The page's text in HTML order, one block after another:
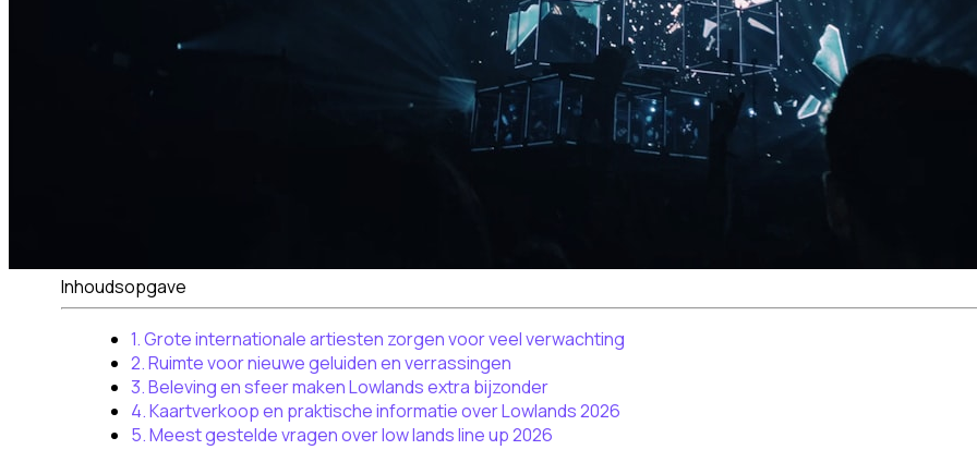
Inhoudsopgave
1. Grote internationale artiesten zorgen voor veel verwachting
2. Ruimte voor nieuwe geluiden en verrassingen
3. Beleving en sfeer maken Lowlands extra bijzonder
4. Kaartverkoop en praktische informatie over Lowlands 2026
5. Meest gestelde vragen over low lands line up 2026